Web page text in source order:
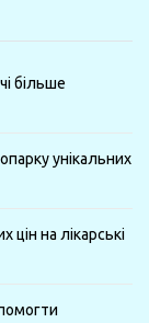
більше
унікальних
на лікарські